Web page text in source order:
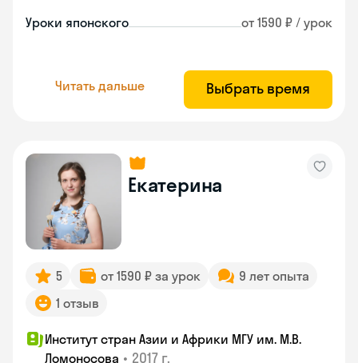
Уроки японского от 1590 ₽ / урок
Читать дальше Выбрать время
Екатерина
5 от 1590 ₽ за урок
9 лет опыта
1 отзыв
Институт стран Азии и Африки МГУ им. М.В.
Ломоносова • 2017 г.